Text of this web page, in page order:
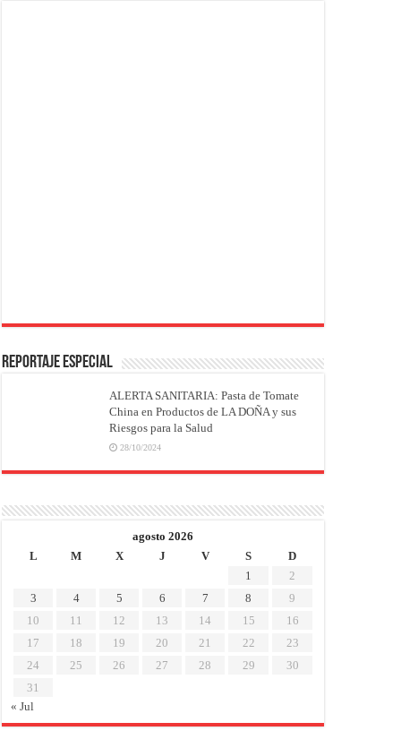
REPORTAJE ESPECIAL
ALERTA SANITARIA: Pasta de Tomate
China en Productos de LA DOÑA y sus
Riesgos para la Salud
28/10/2024
agosto 2026
L
M X J V S
D
1
2
3
4 5 6 7 8
9
10
11 12 13 14 15
16
17
18 19 20 21 22
23
24
25 26 27 28 29
30
31
« Jul